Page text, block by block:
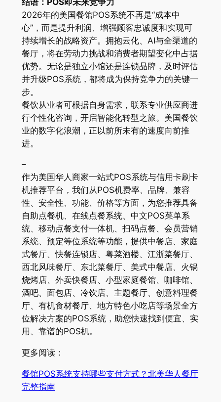
2026年的美国餐馆POS系统不再是“成本中
心”，而是提升利润、增强顾客忠诚度和实现可
持续增长的战略资产。拥抱云化、AI与全渠道的
餐厅，将在劳动力挑战和消费者期望变化中占据
优势。无论是独立小馆还是连锁品牌，及时评估
并升级POS系统，都将成为保持竞争力的关键一
步。
餐饮从业者可根据自身需求，联系专业供应商进
行个性化咨询，开启智能化转型之旅。美国餐饮
业的数字化浪潮，正以前所未有的速度向前推
进。
–
作为美国华人商家一站式POS系统与信用卡刷卡
机推荐平台，我们从POS机费率、品牌、兼容
性、安全性、功能、价格等方面，为您推荐具备
自助点餐机、在线点餐系统、中文POS菜单系
统、移动点餐支付一体机、扫码点餐、会员营销
系统、预定等位系统等功能，提供中餐店、家庭
式餐厅、快餐连锁店、粤菜酒楼、江浙菜餐厅、
西北风味餐厅、东北菜餐厅、美式中餐店、火锅
烧烤店、外卖快餐店、小型家庭餐馆、咖啡馆、
酒吧、面包店、冷饮店、主题餐厅、创意料理餐
厅、有机食材餐厅、地方特色小吃店等场景全方
位解决方案的POS系统，助您快速找到便宜、实
用、靠谱的POS机。
更多阅读：
餐馆POS系统支持哪些支付方式？北美华人餐厅
完整指南